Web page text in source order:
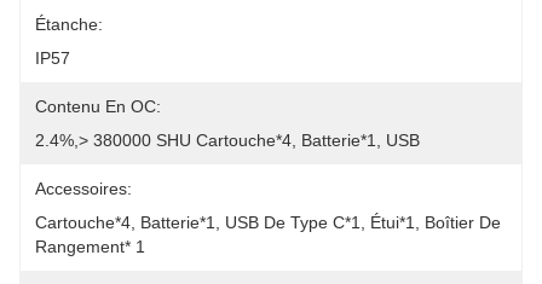
Étanche:
IP57
Contenu En OC:
2.4%,> 380000 SHU Cartouche*4, Batterie*1, USB
Accessoires:
Cartouche*4, Batterie*1, USB De Type C*1, Étui*1, Boîtier De
Rangement* 1